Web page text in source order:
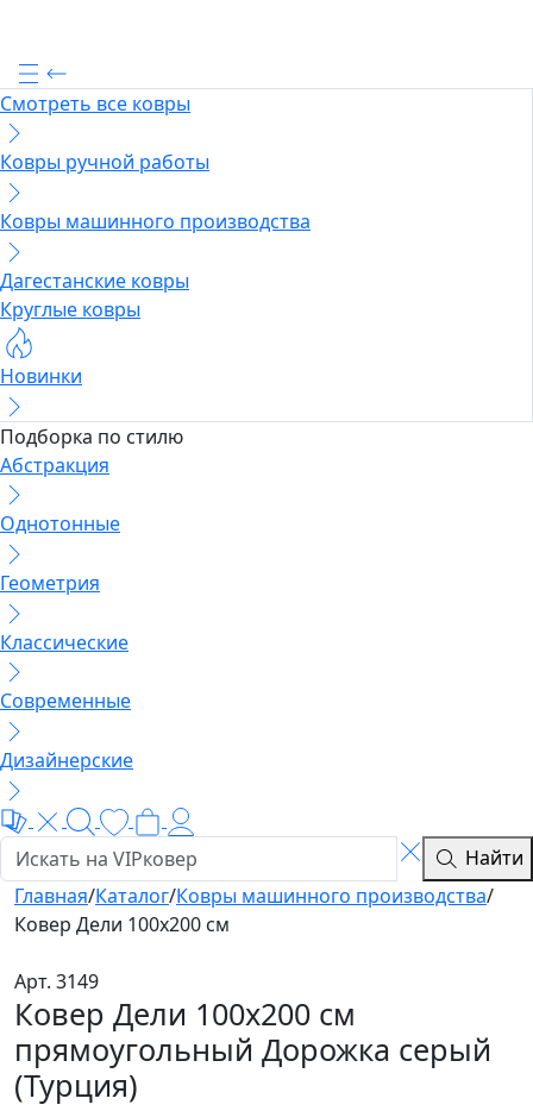
Смотреть все ковры
Ковры ручной работы
Ковры машинного производства
Дагестанские ковры
Круглые ковры
Новинки
Подборка по стилю
Абстракция
Однотонные
Геометрия
Классические
Современные
Дизайнерские
Найти
Главная/Каталог/Ковры машинного производства/
Ковер Дели 100х200 см
Арт. 3149
Ковер Дели 100х200 см
прямоугольный Дорожка серый
(Турция)